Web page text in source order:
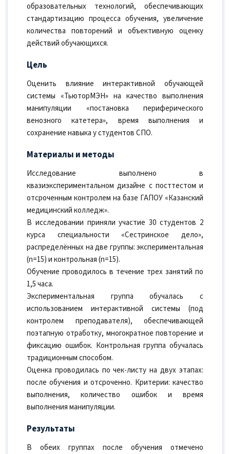
образовательных технологий, обеспечивающих
стандартизацию процесса обучения, увеличение
количества повторений и объективную оценку
действий обучающихся.
Цель
Оценить влияние интерактивной обучающей
системы «ТьюторМЭН» на качество выполнения
манипуляции «постановка периферического
венозного катетера», время выполнения и
сохранение навыка у студентов СПО.
Материалы и методы
Исследование выполнено в
квазиэкспериментальном дизайне с посттестом и
отсроченным контролем на базе ГАПОУ «Казанский
медицинский колледж».
В исследовании приняли участие 30 студентов 2
курса специальности «Сестринское дело»,
распределённых на две группы: экспериментальная
(n=15) и контрольная (n=15).
Обучение проводилось в течение трех занятий по
1,5 часа.
Экспериментальная группа обучалась с
использованием интерактивной системы (под
контролем преподавателя), обеспечивающей
поэтапную отработку, многократное повторение и
фиксацию ошибок. Контрольная группа обучалась
традиционным способом.
Оценка проводилась по чек-листу на двух этапах:
после обучения и отсроченно. Критерии: качество
выполнения, количество ошибок и время
выполнения манипуляции.
Результаты
В обеих группах после обучения отмечено